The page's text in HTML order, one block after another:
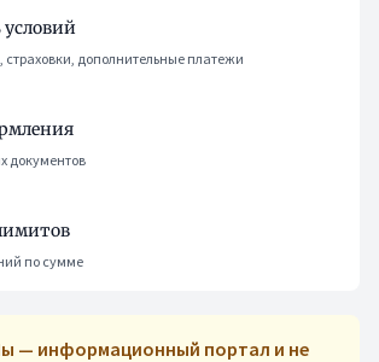
дополнительные платежи
документов
по сумме
— информационный портал и не